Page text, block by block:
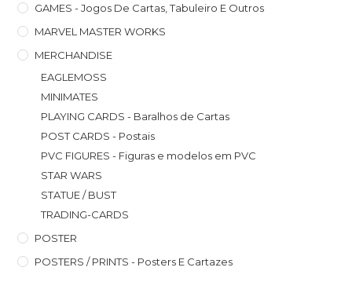
GAMES - Jogos De Cartas, Tabuleiro E Outros
MARVEL MASTER WORKS
MERCHANDISE
EAGLEMOSS
MINIMATES
PLAYING CARDS - Baralhos de Cartas
POST CARDS - Postais
PVC FIGURES - Figuras e modelos em PVC
STAR WARS
STATUE / BUST
TRADING-CARDS
POSTER
POSTERS / PRINTS - Posters E Cartazes